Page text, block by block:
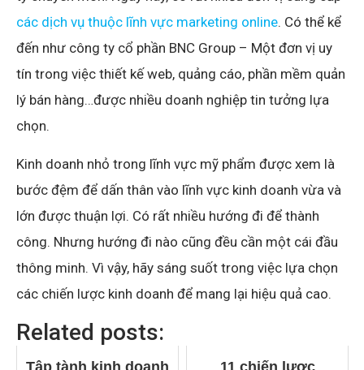
các dịch vụ thuộc lĩnh vực marketing online. Có thể kể
đến như công ty cổ phần BNC Group – Một đơn vị uy
tín trong việc thiết kế web, quảng cáo, phần mềm quản
lý bán hàng…được nhiều doanh nghiệp tin tưởng lựa
chọn.
Kinh doanh nhỏ trong lĩnh vực mỹ phẩm được xem là
bước đệm để dấn thân vào lĩnh vực kinh doanh vừa và
lớn được thuận lợi. Có rất nhiều hướng đi để thành
công. Nhưng hướng đi nào cũng đều cần một cái đầu
thông minh. Vì vậy, hãy sáng suốt trong việc lựa chọn
các chiến lược kinh doanh để mang lại hiệu quả cao.
Related posts: